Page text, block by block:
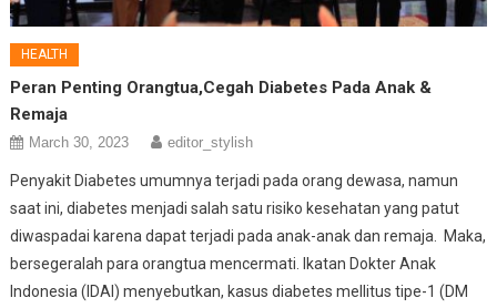
HEALTH
Peran Penting Orangtua,Cegah Diabetes Pada Anak &
Remaja
March 30, 2023 editor_stylish
Penyakit Diabetes umumnya terjadi pada orang dewasa, namun
saat ini, diabetes menjadi salah satu risiko kesehatan yang patut
diwaspadai karena dapat terjadi pada anak-anak dan remaja. Maka,
bersegeralah para orangtua mencermati. Ikatan Dokter Anak
Indonesia (IDAI) menyebutkan, kasus diabetes mellitus tipe-1 (DM